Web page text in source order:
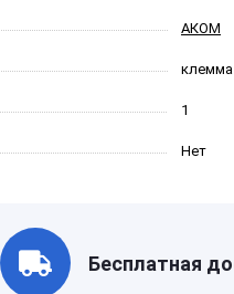
АКОМ
клемма
1
Нет
Россия
Бесплатная